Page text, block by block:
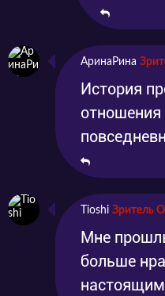
АринаРина
История
отношения
Tioshi Зритель
Мне
больше
настоящим